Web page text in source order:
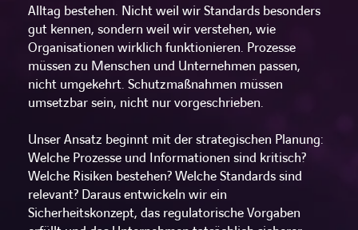
LINKEDIN
XINGFACEBOOKINSTAGRAMYOUTUBE
Alltag bestehen. Nicht weil wir Standards besonders
gut kennen, sondern weil wir verstehen, wie
Organisationen wirklich funktionieren. Prozesse
müssen zu Menschen und Unternehmen passen,
nicht umgekehrt. Schutzmaßnahmen müssen
umsetzbar sein, nicht nur vorgeschrieben.
Unser Ansatz beginnt mit der strategischen Planung:
Welche Prozesse und Informationen sind kritisch?
Welche Risiken bestehen? Welche Standards sind
relevant? Daraus entwickeln wir ein
Sicherheitskonzept, das regulatorische Vorgaben